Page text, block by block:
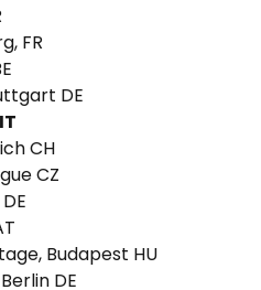
FR
DE
CH
CZ
Budapest HU
DE